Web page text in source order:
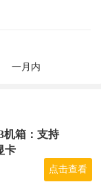
一月内
机箱：支持
卡
点击查看